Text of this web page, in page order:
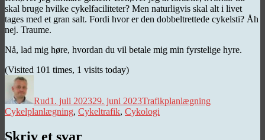
skal bruge hvilke cykelfaciliteter? Men naturligvis skal alt i livet
tages med et gran salt. Fordi hvor er den dobbeltrettede cykelsti? Åh
nej. Traume.
Nå, lad mig høre, hvordan du vil betale mig min fyrstelige hyre.
(Visited 101 times, 1 visits today)
Rud1. juli 202329. juni 2023Trafikplanlægning
Cykelplanlægning, Cykeltrafik, Cykologi
Skriv et svar